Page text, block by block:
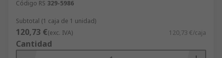
Código RS 329-5986
Subtotal (1 caja de 1 unidad)
120,73 €(exc. IVA) 120,73 €/caja
Cantidad